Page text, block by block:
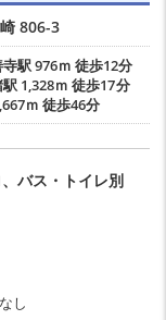
806-3
駅976ｍ 徒歩12分
駅1,328ｍ 徒歩17分
ｍ 徒歩46分
バス・トイレ別
し